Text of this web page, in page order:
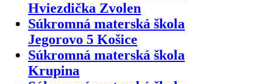
Hviezdička Zvolen
Súkromná materská škola
Jegorovo 5 Košice
Súkromná materská škola
Krupina